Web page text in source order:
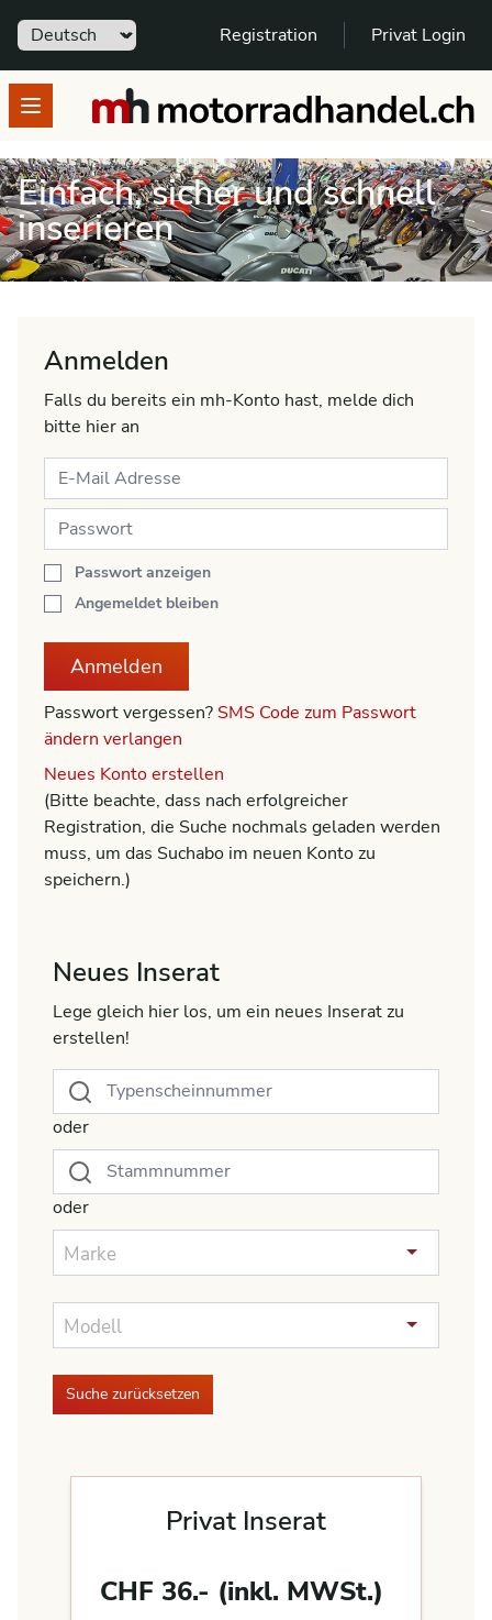
Sprache Registration Privat Login
Open menumotorradhandel.ch
Einfach, sicher und schnell
inserieren
Anmelden
Falls du bereits ein mh-Konto hast, melde dich
bitte hier an
Passwort anzeigen
Angemeldet bleiben
Anmelden
Passwort vergessen? SMS Code zum Passwort
ändern verlangen
Neues Konto erstellen
(Bitte beachte, dass nach erfolgreicher
Registration, die Suche nochmals geladen werden
muss, um das Suchabo im neuen Konto zu
speichern.)
Neues Inserat
Lege gleich hier los, um ein neues Inserat zu
erstellen!
oder
oder
Marke
Modell
Suche zurücksetzen
Privat Inserat
CHF 36.- (inkl. MWSt.)